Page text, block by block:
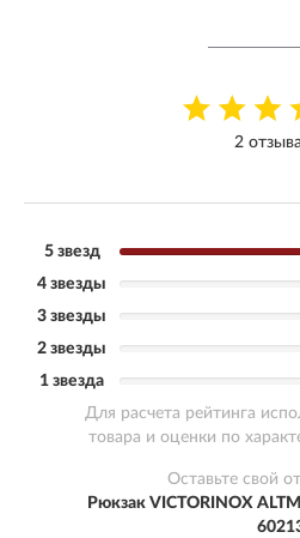
2
5 звезд
4 звезды
3 звезды
2 звезды
1 звезда
Для расчета рейтинга
товара и оценки по
Оставьте свой
Рюкзак VICTORINOX